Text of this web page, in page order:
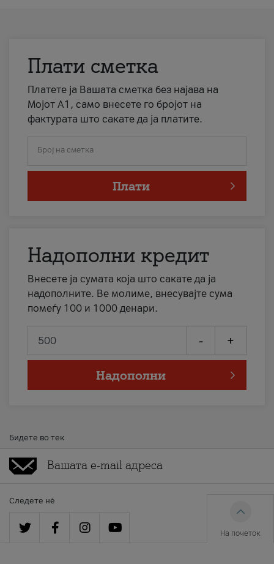
Плати сметка
Платете ја Вашата сметка без најава на
Мојот А1, само внесете го бројот на
фактурата што сакате да ја платите.
Број на сметка
Плати
Надополни кредит
Внесете ја сумата која што сакате да ја
надополните. Ве молиме, внесувајте сума
помеѓу 100 и 1000 денари.
- +
Надополни
Бидете во тек
Следете нè
На почеток